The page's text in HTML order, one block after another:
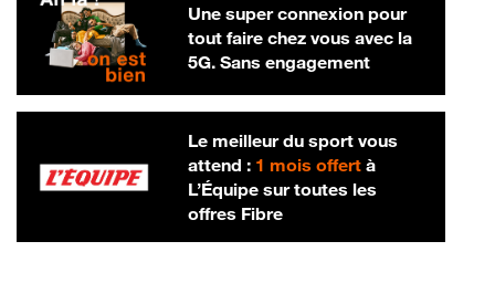
Une super connexion pour
tout faire chez vous avec la
5G. Sans engagement
Le meilleur du sport vous
attend : 1 mois offertà
L’Équipe sur toutes les
offres Fibre